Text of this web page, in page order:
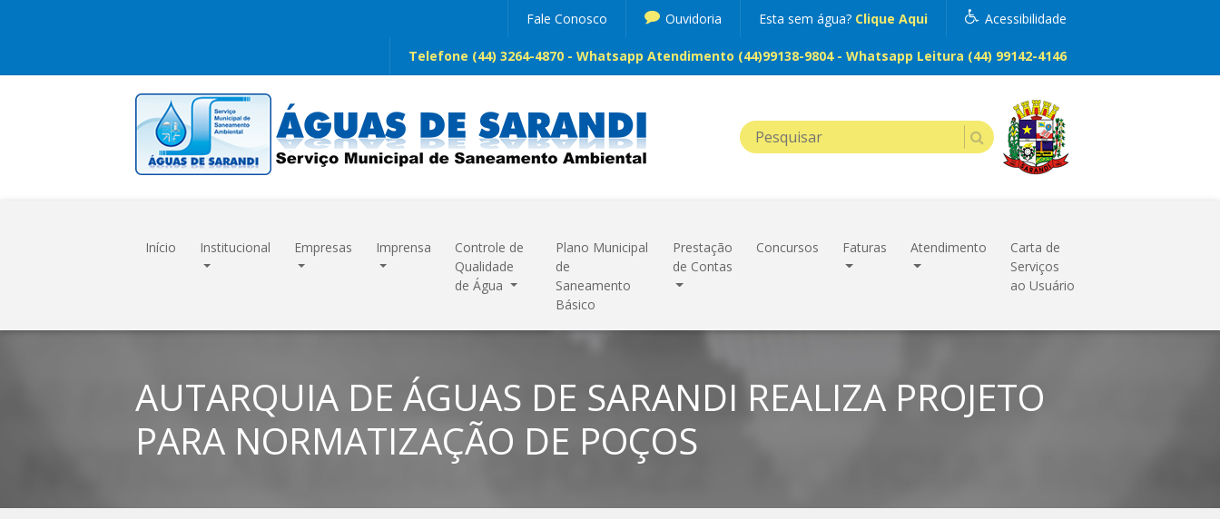
Acessibilidade
Esta sem água? Clique Aqui
Ouvidoria
Fale Conosco
Telefone (44) 3264-4870 - Whatsapp Atendimento (44)99138-9804 - Whatsapp Leitura (44) 99142-4146
Início Institucional Empresas Imprensa
Controle de
Qualidade
de Água
Plano Municipal
de
Saneamento
Básico
Prestação
de Contas
Concursos Faturas Atendimento
Carta de
Serviços
ao Usuário
AUTARQUIA DE ÁGUAS DE SARANDI REALIZA PROJETO
PARA NORMATIZAÇÃO DE POÇOS